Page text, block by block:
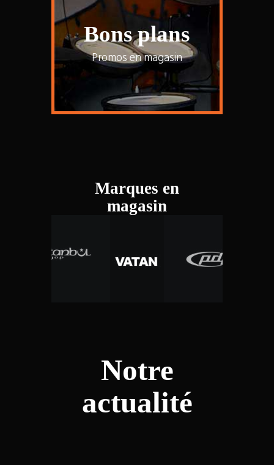
Bons plans
Promos en magasin
Marques en
magasin
Notre
actualité